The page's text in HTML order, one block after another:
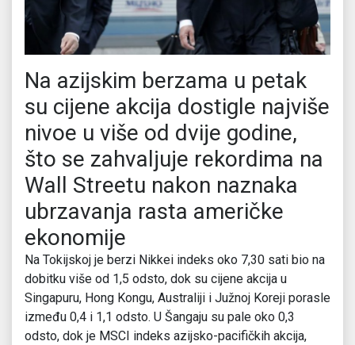
Na azijskim berzama u petak
su cijene akcija dostigle najviše
nivoe u više od dvije godine,
što se zahvaljuje rekordima na
Wall Streetu nakon naznaka
ubrzavanja rasta američke
ekonomije
Na Tokijskoj je berzi Nikkei indeks oko 7,30 sati bio na
dobitku više od 1,5 odsto, dok su cijene akcija u
Singapuru, Hong Kongu, Australiji i Južnoj Koreji porasle
između 0,4 i 1,1 odsto. U Šangaju su pale oko 0,3
odsto, dok je MSCI indeks azijsko-pacifičkih akcija,